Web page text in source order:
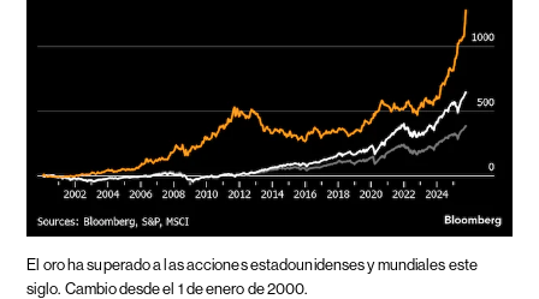
El oro ha superado a las acciones estadounidenses y mundiales este
siglo. Cambio desde el 1 de enero de 2000.